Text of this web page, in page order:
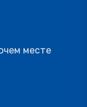
месте